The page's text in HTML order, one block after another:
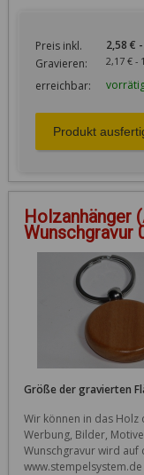
Preis inkl.
Gravieren:
erreichbar:
Holzanhänger
Wunschgravur
Größe der gravierten
Wir können in das Holz
Werbung, Bilder,
Wunschgravur wird
www.stempelsystem.de